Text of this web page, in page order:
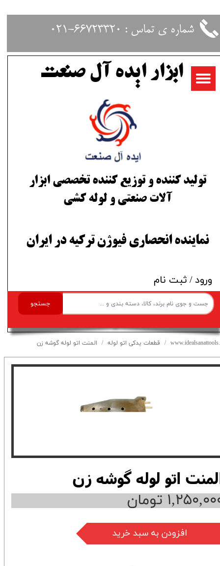
شماره ی تماس : 66723320-021
جستجو
ابزار ایده آل صنعت
تولید کننده و توزیع کننده تخصصی ابزار
آلات صنعتی و لوله کشی
​نماینده انحصاری فیوژن ترکیه در ایران
ورود/ ثبت نام
حساب کاربری من
تغییر گذر واژه
سفارشات
خروج از حساب کاربری
قطعات یدکی اتو لوله المنت اتو لوله گوشه زن
اتو لوله گوشه زن
تومان
افزودن به سبد خرید